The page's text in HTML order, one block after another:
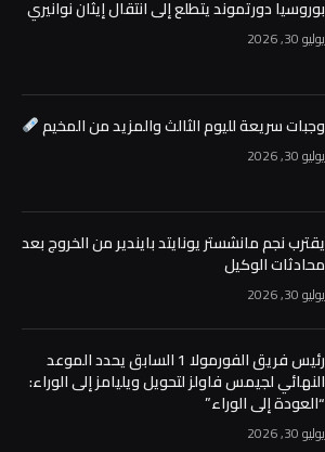
بوروسيا دورتموند يتطلع إلى انتقال إيثان نوانيري
يوليو 30, 2026
وجبات سريعة لليوم الثالث والمزيد من المخيم
يوليو 30, 2026
يقترب نجم مانشستر يونايتد بايندير من الخروج بعد
محادثات الوكيل
يوليو 30, 2026
رئيس فريق الفورمولا 1 السابق يحدد الموعد
النهائي لجيمس فاولز لتحويل ويليامز إلى الوراء:
“العودة إلى الوراء”
يوليو 30, 2026